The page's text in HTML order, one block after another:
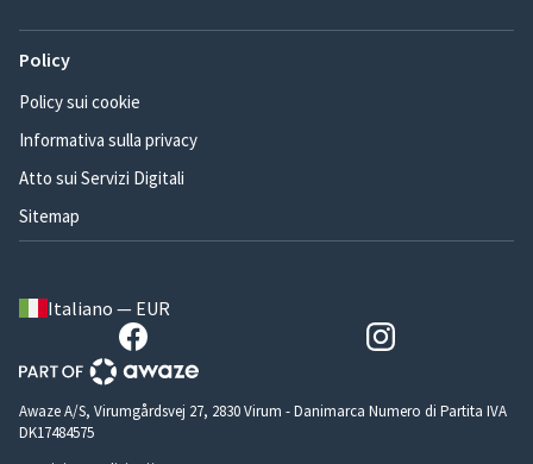
Policy
Policy sui cookie
Informativa sulla privacy
Atto sui Servizi Digitali
Sitemap
Italiano — EUR
Awaze A/S, Virumgårdsvej 27, 2830 Virum - Danimarca Numero di Partita IVA
DK17484575